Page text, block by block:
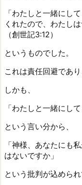
「わたしと一緒にし
くれたので、わたし
（創世記3:12）
というものでした。
これは責任回避であ
しかも、
「わたしと一緒にし
という言い分から、
「神様、あなたにも
はないですか」
という批判が込めら